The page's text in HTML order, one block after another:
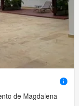
de Magdalena